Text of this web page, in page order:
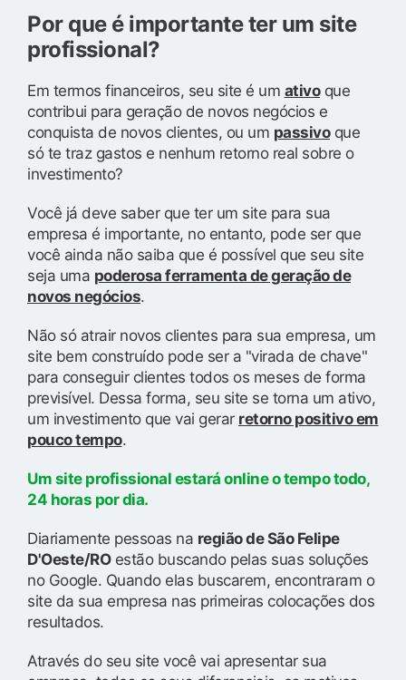
Por que é importante ter um site
profissional?
Em termos financeiros, seu site é um ativoque
contribui para geração de novos negócios e
conquista de novos clientes, ou um passivoque
só te traz gastos e nenhum retorno real sobre o
investimento?
Você já deve saber que ter um site para sua
empresa é importante, no entanto, pode ser que
você ainda não saiba que é possível que seu site
seja uma poderosa ferramenta de geração de
novos negócios.
Não só atrair novos clientes para sua empresa, um
site bem construído pode ser a "virada de chave"
para conseguir clientes todos os meses de forma
previsível. Dessa forma, seu site se torna um ativo,
um investimento que vai gerar retorno positivo em
pouco tempo.
Um site profissional estará online o tempo todo,
24 horas por dia.
Diariamente pessoas na região de São Felipe
D'Oeste/ROestão buscando pelas suas soluções
no Google. Quando elas buscarem, encontraram o
site da sua empresa nas primeiras colocações dos
resultados.
Através do seu site você vai apresentar sua